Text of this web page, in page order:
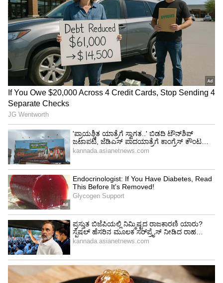
ಹರಡುವ ಸಾಧ್ಯತೆ ಅನ್ನೋ ಆತಂಕ ಹೆಚ್ಚಾಗಿದೆ. ಹೀಗಾಗಿ
ಗ್ರಾಹಕರು ಮೆಕ್‌ಡೋನಾಲ್ಡ್ ಕೇಂದ್ರದಿಂದ ದೂರ
ಉಳಿಯುತ್ತಿದ್ದಾರೆ. ಪಾರ್ಸೆಲ್, ಆನ್‌ಲೈನ್ ಆರ್ಡರ್ ಕೂಡ
ಕಡಿಮೆಯಾಗಿದೆ.